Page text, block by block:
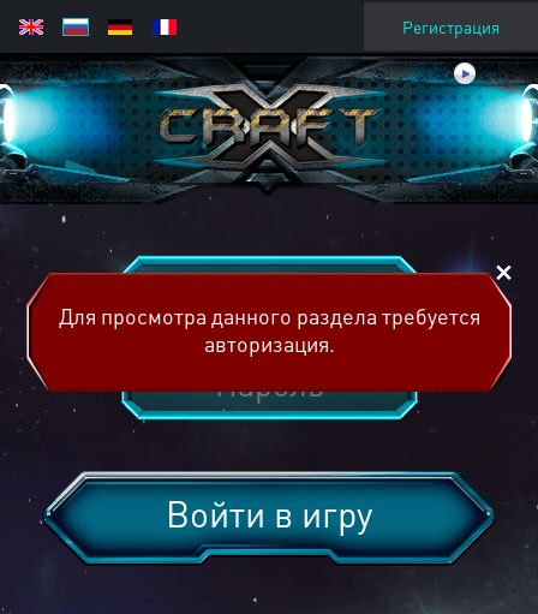
Регистрация
Войти в игру
Для просмотра данного раздела требуется
авторизация.